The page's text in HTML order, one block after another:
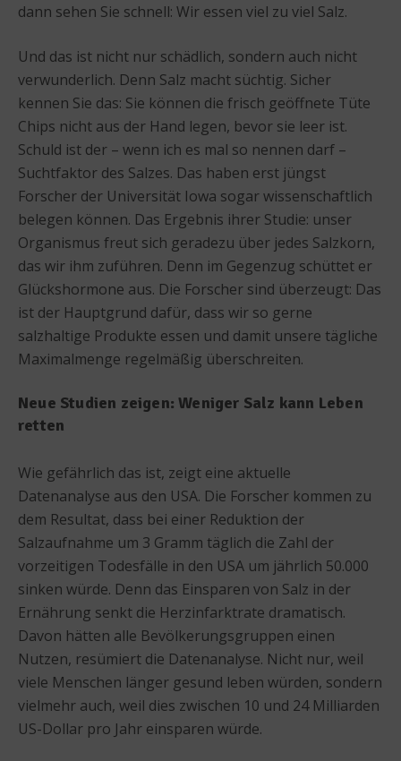
dann sehen Sie schnell: Wir essen viel zu viel Salz.
Und das ist nicht nur schädlich, sondern auch nicht
verwunderlich. Denn Salz macht süchtig. Sicher
kennen Sie das: Sie können die frisch geöffnete Tüte
Chips nicht aus der Hand legen, bevor sie leer ist.
Schuld ist der – wenn ich es mal so nennen darf –
Suchtfaktor des Salzes. Das haben erst jüngst
Forscher der Universität Iowa sogar wissenschaftlich
belegen können. Das Ergebnis ihrer Studie: unser
Organismus freut sich geradezu über jedes Salzkorn,
das wir ihm zuführen. Denn im Gegenzug schüttet er
Glückshormone aus. Die Forscher sind überzeugt: Das
ist der Hauptgrund dafür, dass wir so gerne
salzhaltige Produkte essen und damit unsere tägliche
Maximalmenge regelmäßig überschreiten.
Neue Studien zeigen: Weniger Salz kann Leben
retten
Wie gefährlich das ist, zeigt eine aktuelle
Datenanalyse aus den USA. Die Forscher kommen zu
dem Resultat, dass bei einer Reduktion der
Salzaufnahme um 3 Gramm täglich die Zahl der
vorzeitigen Todesfälle in den USA um jährlich 50.000
sinken würde. Denn das Einsparen von Salz in der
Ernährung senkt die Herzinfarktrate dramatisch.
Davon hätten alle Bevölkerungsgruppen einen
Nutzen, resümiert die Datenanalyse. Nicht nur, weil
viele Menschen länger gesund leben würden, sondern
vielmehr auch, weil dies zwischen 10 und 24 Milliarden
US-Dollar pro Jahr einsparen würde.